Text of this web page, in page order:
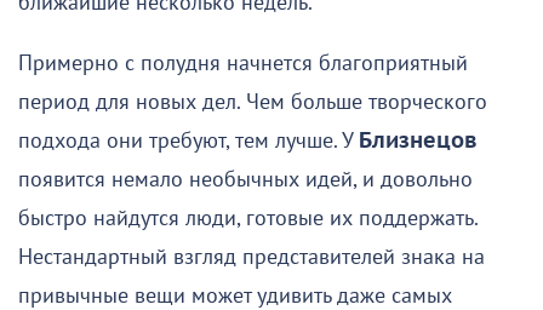
Примерно с полудня начнется благоприятный
период для новых дел. Чем больше творческого
подхода они требуют, тем лучше. У Близнецов
появится немало необычных идей, и довольно
быстро найдутся люди, готовые их поддержать.
Нестандартный взгляд представителей знака на
привычные вещи может удивить даже самых